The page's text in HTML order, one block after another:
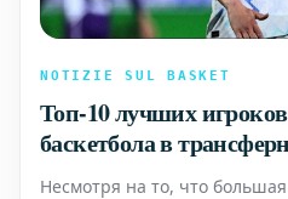
NOTIZIE SUL BASKET
Топ-10 лучших
баскетбола в
доступных
Несмотря на то, что